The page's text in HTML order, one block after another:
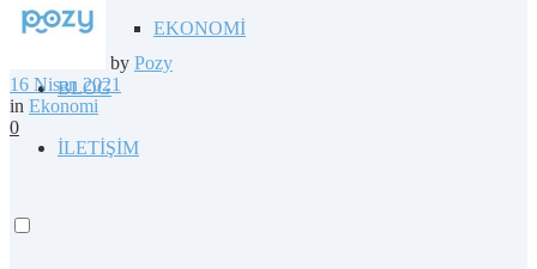
EKONOMİ
BLOG
İLETİŞİM
by Pozy
16 Nisan 2021
in Ekonomi
0